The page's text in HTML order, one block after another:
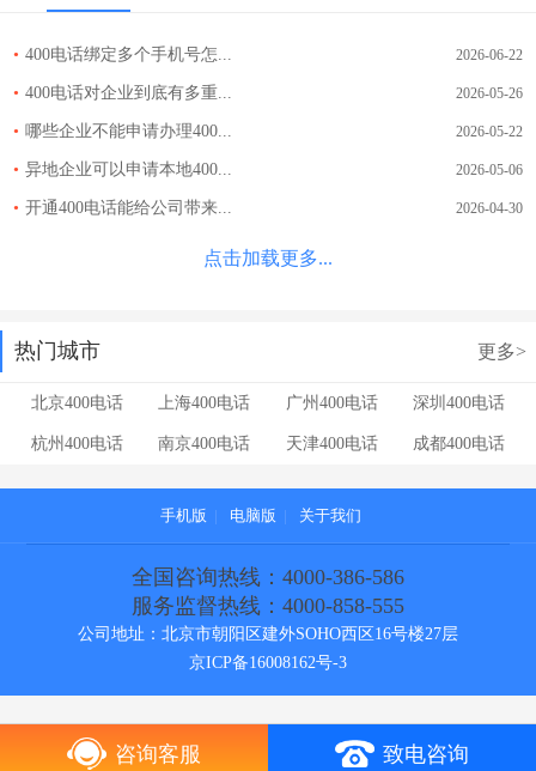
• 400电话绑定多个手机号怎... 2026-06-22
• 400电话对企业到底有多重... 2026-05-26
• 哪些企业不能申请办理400... 2026-05-22
• 异地企业可以申请本地400... 2026-05-06
• 开通400电话能给公司带来... 2026-04-30
点击加载更多...
热门城市 更多>
北京400电话 上海400电话 广州400电话 深圳400电话
杭州400电话 南京400电话 天津400电话 成都400电话
手机版 电脑版 关于我们
全国咨询热线：4000-386-586
服务监督热线：4000-858-555
公司地址：北京市朝阳区建外SOHO西区16号楼27层
京ICP备16008162号-3
咨询客服 致电咨询